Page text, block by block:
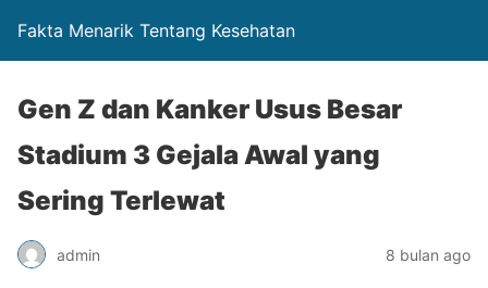
Fakta Menarik Tentang Kesehatan
Gen Z dan Kanker Usus Besar
Stadium 3 Gejala Awal yang
Sering Terlewat
admin 8 bulan ago